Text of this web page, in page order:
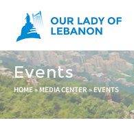
Skip to main content
Events
You are here
HOME» MEDIA CENTER » EVENTS